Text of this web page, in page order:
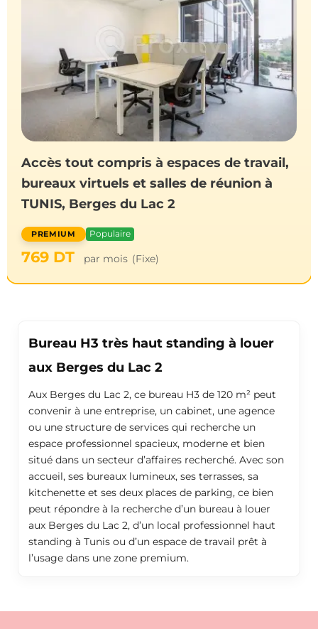
de travail,
réunion à
Espaces de travail,
accompagnement pour
travailler plus efficacement
Bureau H3 très haut standing à louer
aux Berges du Lac 2
Aux Berges du Lac 2, ce bureau H3 de 120 m² peut
convenir à une entreprise, un cabinet, une agence
ou une structure de services qui recherche un
espace professionnel spacieux, moderne et bien
situé dans un secteur d’affaires recherché. Avec son
accueil, ses bureaux lumineux, ses terrasses, sa
kitchenette et ses deux places de parking, ce bien
peut répondre à la recherche d’un bureau à louer
aux Berges du Lac 2, d’un local professionnel haut
standing à Tunis ou d’un espace de travail prêt à
l’usage dans une zone premium.